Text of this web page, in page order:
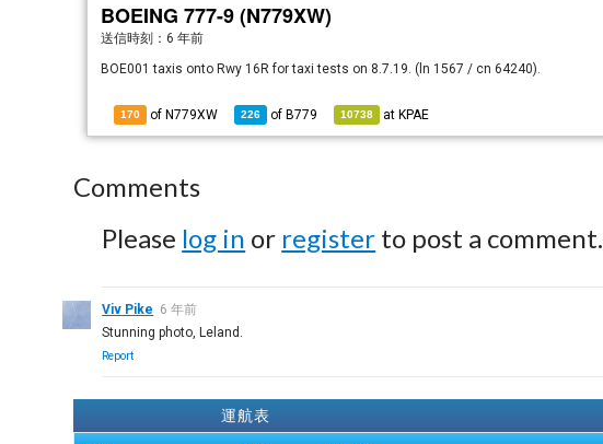
BOEING 777-9 (N779XW)
送信時刻：6 年前
BOE001 taxis onto Rwy 16R for taxi tests on 8.7.19. (ln 1567 / cn 64240).
170 of N779XW 226 of B779 10738 at KPAE
Comments
Please log in or register to post a comment.
Viv Pike 6 年前
Stunning photo, Leland.
Report
運航表